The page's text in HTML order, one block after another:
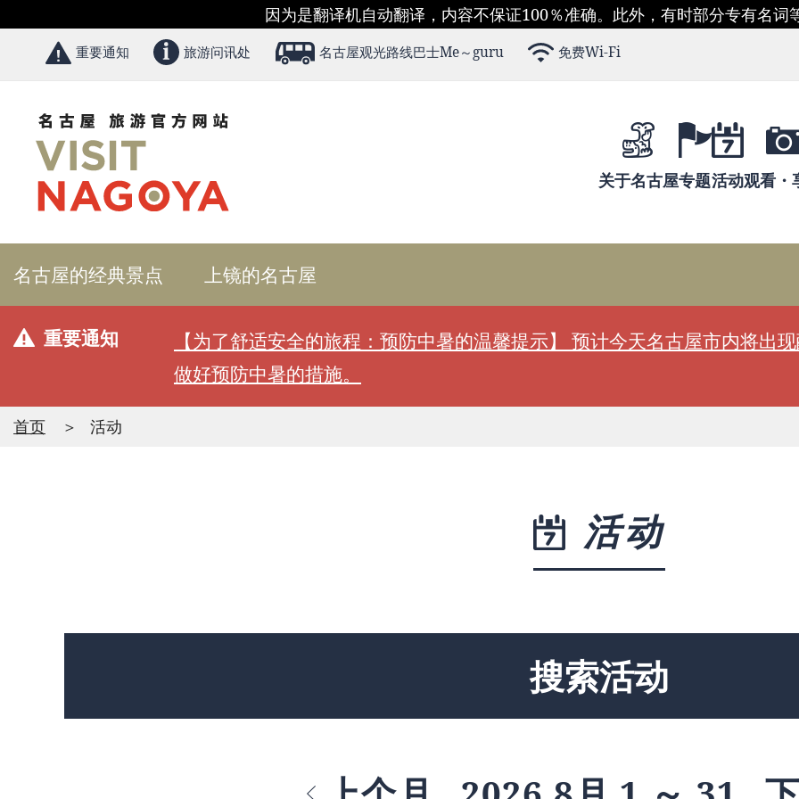
因为是翻译机自动翻译，内容不保证100％准确。此外，有时部分专有名词
重要通知 旅游问讯处 名古屋观光路线巴士Me～guru 免费Wi-Fi
关于名古屋专题活动观看・
名古屋的经典景点 上镜的名古屋
重要通知
【为了舒适安全的旅程：预防中暑的温馨提示】 预计今天名古屋市内将出
做好预防中暑的措施。
首页 活动
活动
搜索活动